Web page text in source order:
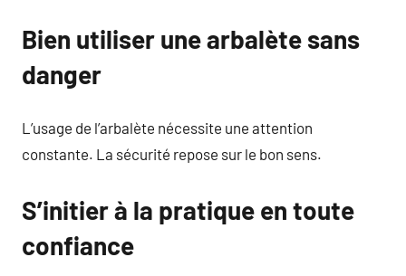
Bien utiliser une arbalète sans
danger
L’usage de l’arbalète nécessite une attention
constante. La sécurité repose sur le bon sens.
S’initier à la pratique en toute
confiance